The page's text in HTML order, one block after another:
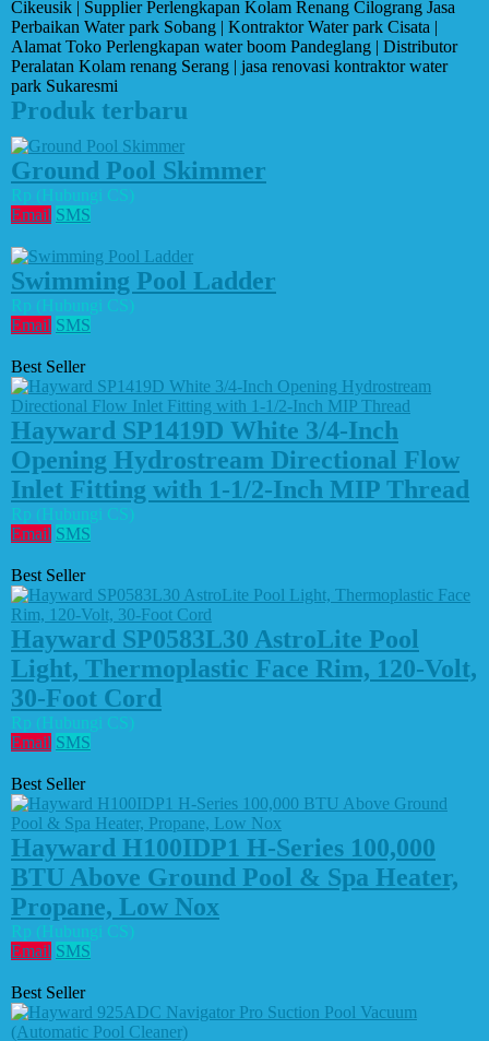
Cikeusik | Supplier Perlengkapan Kolam Renang Cilograng Jasa
Perbaikan Water park Sobang | Kontraktor Water park Cisata |
Alamat Toko Perlengkapan water boom Pandeglang | Distributor
Peralatan Kolam renang Serang | jasa renovasi kontraktor water
park Sukaresmi
Produk terbaru
Ground Pool Skimmer
Rp (Hubungi CS)
Email SMS
Swimming Pool Ladder
Rp (Hubungi CS)
Email SMS
Best Seller
Hayward SP1419D White 3/4-Inch
Opening Hydrostream Directional Flow
Inlet Fitting with 1-1/2-Inch MIP Thread
Rp (Hubungi CS)
Email SMS
Best Seller
Hayward SP0583L30 AstroLite Pool
Light, Thermoplastic Face Rim, 120-Volt,
30-Foot Cord
Rp (Hubungi CS)
Email SMS
Best Seller
Hayward H100IDP1 H-Series 100,000
BTU Above Ground Pool & Spa Heater,
Propane, Low Nox
Rp (Hubungi CS)
Email SMS
Best Seller